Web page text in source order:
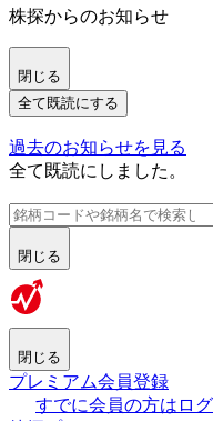
株探からのお知らせ
閉じる
全て既読にする
過去のお知らせを見る
全て既読にしました。
閉じる
閉じる
プレミアム会員登録
すでに会員の方はロ